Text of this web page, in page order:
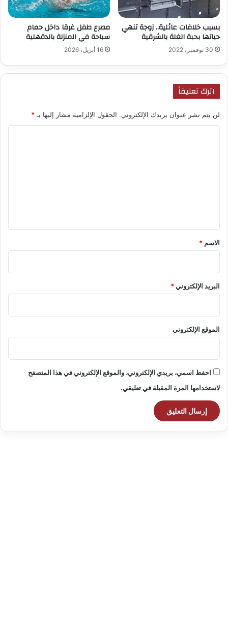
بسبب خلافات عائلية.. زوجة تنهي
حياتها بحبة الغلة بالشرقية
30 نوفمبر، 2022
مصرع طفل غرقا داخل حمام
سباحة في المنزلة بالدقهلية
16 أبريل، 2026
اترك تعليقاً
لن يتم نشر عنوان بريدك الإلكتروني. الحقول الإلزامية مشار إليها بـ *
*
الاسم *
البريد الإلكتروني*
الموقع الإلكتروني
احفظ اسمي، بريدي الإلكتروني، والموقع الإلكتروني في هذا المتصفح
لاستخدامها المرة المقبلة في تعليقي.